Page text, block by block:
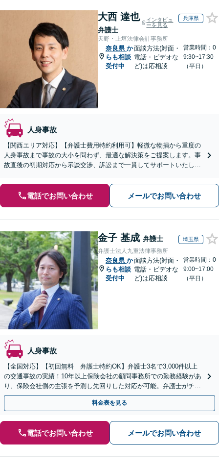
大西 達也
弁護士
インタビュ
ーを見る
兵庫県
天野・上垣法律会計事務所
奈良県 か
らも相談
受付中
面談方法(対面・
電話・ビデオな
ど)は応相談
営業時間：0
9:30~17:30
（平日）
人身事故
【関西エリア対応】【弁護士費用特約利用可】軽微な物損から重度の
人身事故まで事故の大小を問わず、最適な解決策をご提案します。事
故直後の初期対応から示談交渉、訴訟まで一貫してサポートいたしま
電話でお問い合わせ メールでお問い合わせ
金子 基成 弁護士 埼玉県
弁護士法人九重法律事務所
奈良県 か
らも相談
受付中
面談方法(対面・
電話・ビデオな
ど)は応相談
営業時間：0
9:00~17:00
（平日）
人身事故
【全国対応】【初回無料｜弁護士特約OK】弁護士3名で3,000件以上
の交通事故の実績！10年以上保険会社の顧問事務所での勤務経験があ
り、保険会社側の主張を予測し先回りした対応が可能。弁護士がチー
ムとなり示談交渉、休業損害、後遺障害等に対応。
料金表を見る
電話でお問い合わせ メールでお問い合わせ